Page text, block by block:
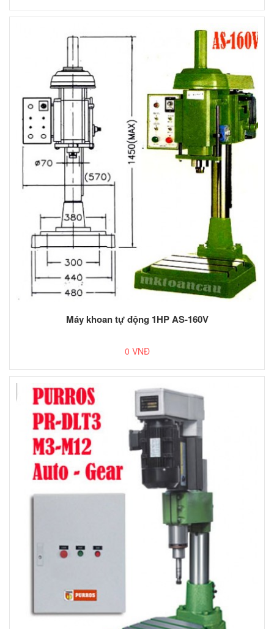
Máy khoan tự động 1HP AS-160V
0 VNĐ